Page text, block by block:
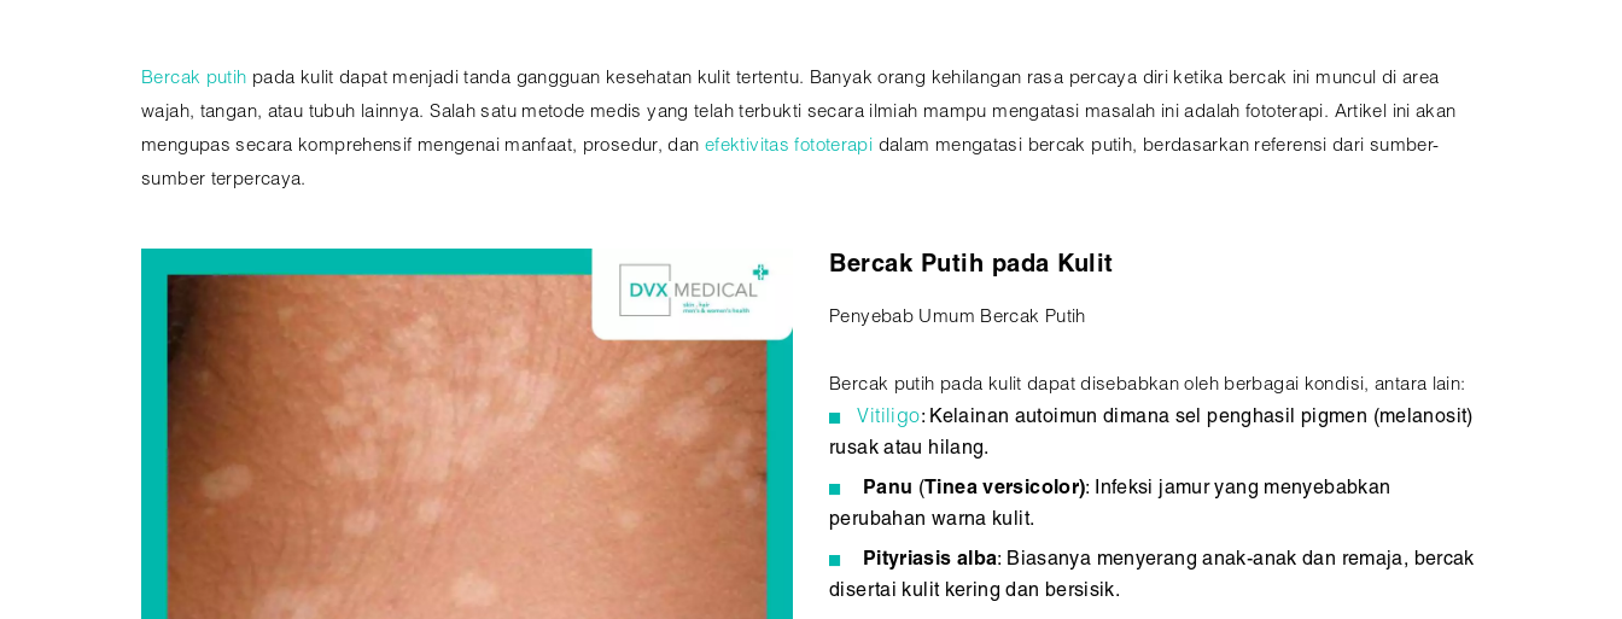
Bercak putih pada kulit dapat menjadi tanda gangguan kesehatan kulit tertentu. Banyak orang kehilangan rasa percaya diri ketika bercak ini muncul di area
wajah, tangan, atau tubuh lainnya. Salah satu metode medis yang telah terbukti secara ilmiah mampu mengatasi masalah ini adalah fototerapi. Artikel ini akan
mengupas secara komprehensif mengenai manfaat, prosedur, dan efektivitas fototerapi dalam mengatasi bercak putih, berdasarkan referensi dari sumber-
sumber terpercaya.
Bercak Putih pada Kulit
Penyebab Umum Bercak Putih
Bercak putih pada kulit dapat disebabkan oleh berbagai kondisi, antara lain:
Vitiligo: Kelainan autoimun dimana sel penghasil pigmen (melanosit)
rusak atau hilang.
Panu ( Tinea versicolor): Infeksi jamur yang menyebabkan
perubahan warna kulit.
Pityriasis alba: Biasanya menyerang anak-anak dan remaja, bercak
disertai kulit kering dan bersisik.